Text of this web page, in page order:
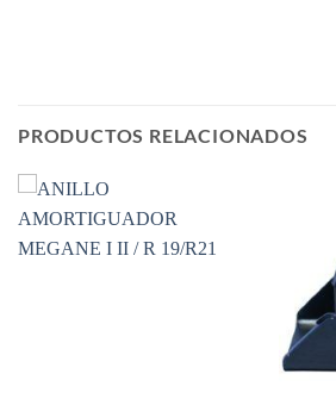
PRODUCTOS RELACIONADOS